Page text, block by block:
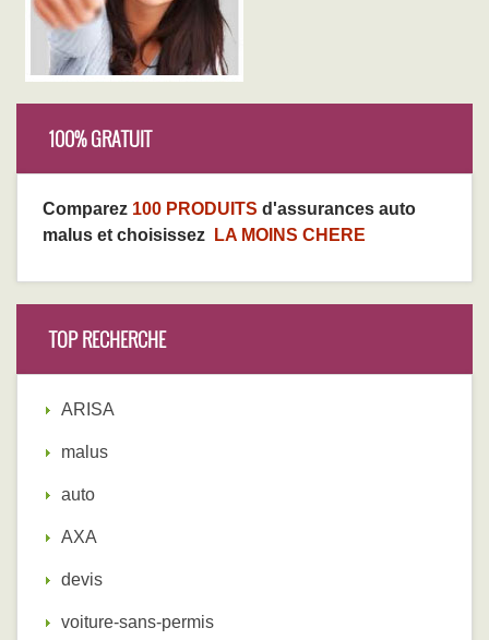
100% GRATUIT
Comparez 100 PRODUITS d'assurances auto
malus et choisissez
LA MOINS CHERE
TOP RECHERCHE
ARISA
malus
auto
AXA
devis
voiture-sans-permis